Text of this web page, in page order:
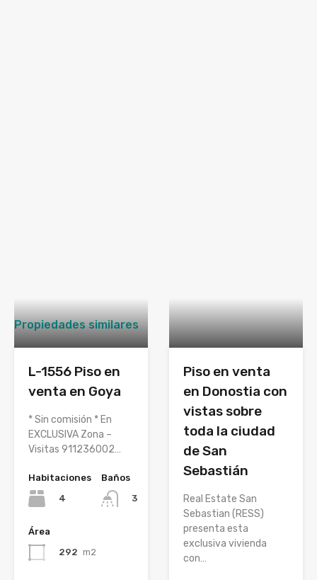
Propiedades similares
L-1556 Piso en
venta en Goya
* Sin comisión * En
EXCLUSIVA Zona –
Visitas 911236002…
Habitaciones
4
Baños
3
Área
292 m2
Piso en venta
en Donostia con
vistas sobre
toda la ciudad
de San
Sebastián
Real Estate San
Sebastian (RESS)
presenta esta
exclusiva vivienda
con…